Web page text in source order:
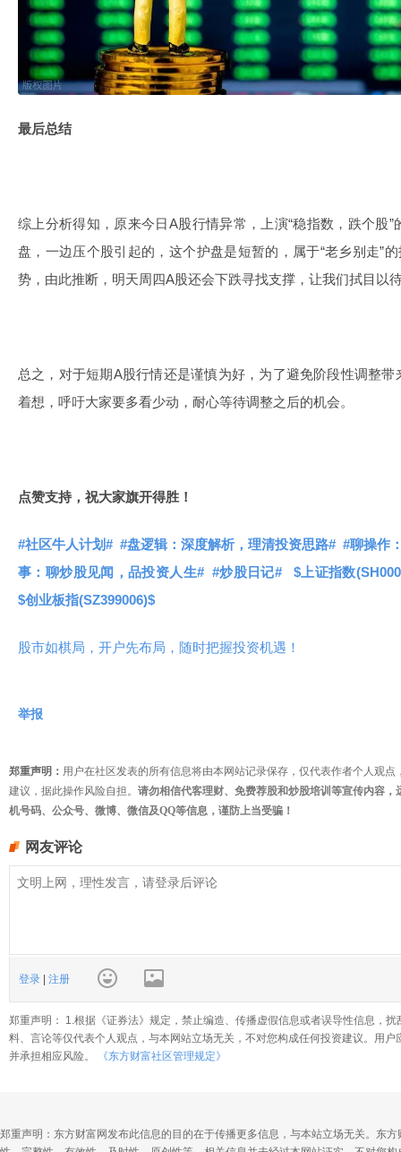
最后总结
综上分析得知，原来今日A股行情异常，上演“稳指数，跌个股
盘，一边压个股引起的，这个护盘是短暂的，属于“老乡别走”
势，由此推断，明天周四A股还会下跌寻找支撑，让我们拭目以
总之，对于短期A股行情还是谨慎为好，为了避免阶段性调整
着想，呼吁大家要多看少动，耐心等待调整之后的机会。
点赞支持，祝大家旗开得胜！
#社区牛人计划# #盘逻辑：深度解析，理清投资思路# #聊操作
事：聊炒股见闻，品投资人生# #炒股日记#
$上证指数
$创业板指(SZ399006)$
股市如棋局，开户先布局，随时把握投资机遇！
举报
郑重声明： 用户在社区发表的所有信息将由本网站记录保存，仅代表作者个人观
建议，据此操作风险自担。 请勿相信代客理财、免费荐股和炒股培训等宣传内容
机号码、公众号、微博、微信及QQ等信息，谨防上当受骗！
网友评论
登录 注册
郑重声明： 1.根据《证券法》规定，禁止编造、传播虚假信息或者误导性信息，
料、言论等仅代表个人观点，与本网站立场无关，不对您构成任何投资建议。用
并承担相应风险。
《东方财富社区管理规定》
郑重声明：东方财富网发布此信息的目的在于传播更多信息，与本站立场无关。东